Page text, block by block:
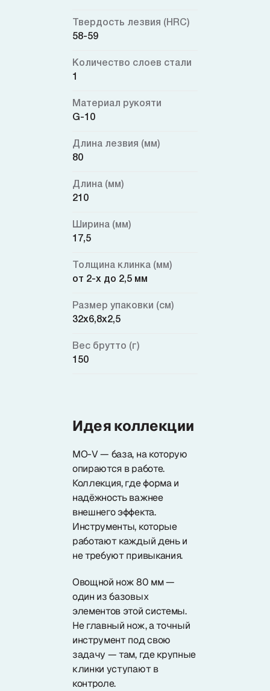
Твердость лезвия (HRC)
58-59
Количество слоев стали
1
Материал рукояти
G-10
Длина лезвия (мм)
80
Длина (мм)
210
Ширина (мм)
17,5
Толщина клинка (мм)
от 2-х до 2,5 мм
Размер упаковки (см)
32x6,8x2,5
Вес брутто (г)
150
Идея коллекции
MO-V — база, на которую
опираются в работе.
Коллекция, где форма и
надёжность важнее
внешнего эффекта.
Инструменты, которые
работают каждый день и
не требуют привыкания.
Овощной нож 80 мм —
один из базовых
элементов этой системы.
Не главный нож, а точный
инструмент под свою
задачу — там, где крупные
клинки уступают в
контроле.